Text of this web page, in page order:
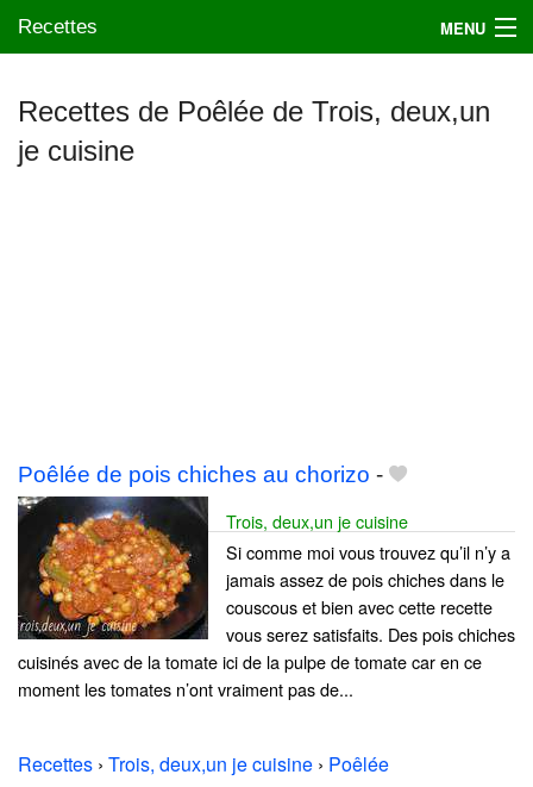
Recettes MENU
Mes blogs préférés
Recettes de Poêlée de Trois, deux,un
je cuisine
Poêlée de pois chiches au chorizo -
Trois, deux,un je cuisine
Si comme moi vous trouvez qu’il n’y a
jamais assez de pois chiches dans le
couscous et bien avec cette recette
vous serez satisfaits. Des pois chiches
cuisinés avec de la tomate ici de la pulpe de tomate car en ce
moment les tomates n’ont vraiment pas de...
Recettes › Trois, deux,un je cuisine › Poêlée